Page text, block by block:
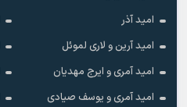
امید آذر
امید آرین و لاری لموئل
امید آمری و ایرج مهدیان
امید آمری و یوسف صیادی